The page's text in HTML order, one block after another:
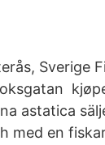
Sverige
astatica
med en